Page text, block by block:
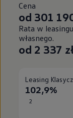
Cena
od 301
Rata w
własnego.
od 2 337
Leasing
102,9%
2